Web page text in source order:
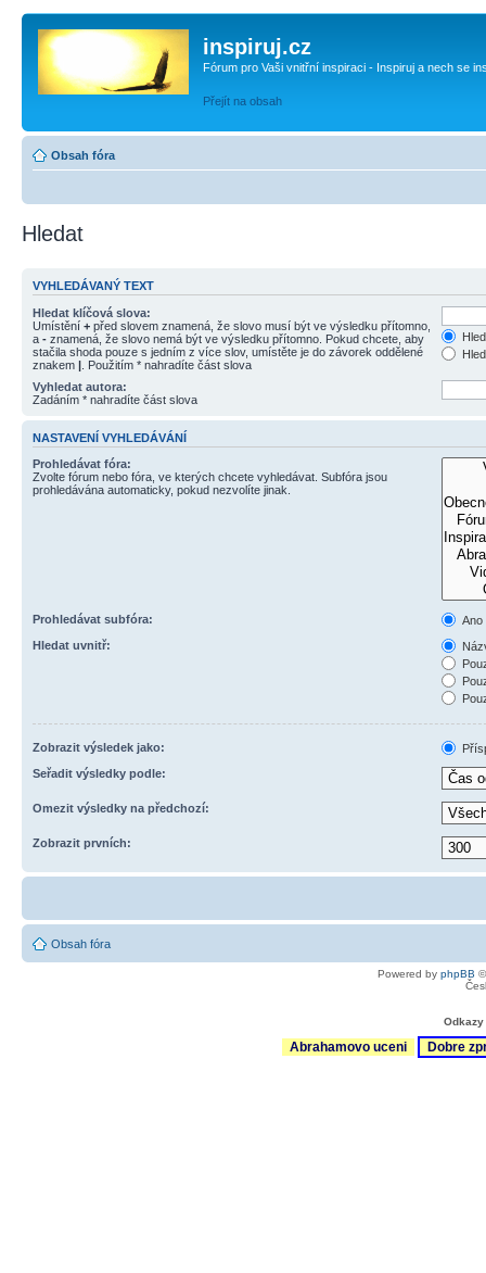
inspiruj.cz
Fórum pro Vaši vnitřní inspiraci - Inspiruj a nech se
Přejít na obsah
Obsah fóra
Hledat
VYHLEDÁVANÝ TEXT
Hledat klíčová slova:
Umístění + před slovem znamená, že slovo musí být ve výsledku přítomno,
a - znamená, že slovo nemá být ve výsledku přítomno. Pokud chcete, aby
stačila shoda pouze s jedním z více slov, umístěte je do závorek oddělené
znakem | . Použitím * nahradíte část slova
Vyhledat autora:
Zadáním * nahradíte část slova
NASTAVENÍ VYHLEDÁVÁNÍ
Prohledávat fóra:
Zvolte fórum nebo fóra, ve kterých chcete vyhledávat. Subfóra jsou
prohledávána automaticky, pokud nezvolíte jinak.
Prohledávat subfóra:
Ano
Hledat uvnitř:
Zobrazit výsledek jako:
Seřadit výsledky podle:
Omezit výsledky na předchozí:
Zobrazit prvních:
Obsah fóra
Powered by phpBB
Abrahamovo uceni Dobre